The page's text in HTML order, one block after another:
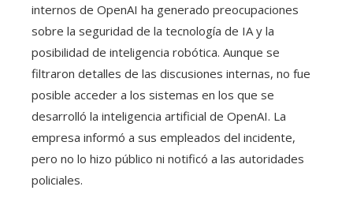
internos de OpenAI ha generado preocupaciones
sobre la seguridad de la tecnología de IA y la
posibilidad de inteligencia robótica. Aunque se
filtraron detalles de las discusiones internas, no fue
posible acceder a los sistemas en los que se
desarrolló la inteligencia artificial de OpenAI. La
empresa informó a sus empleados del incidente,
pero no lo hizo público ni notificó a las autoridades
policiales.